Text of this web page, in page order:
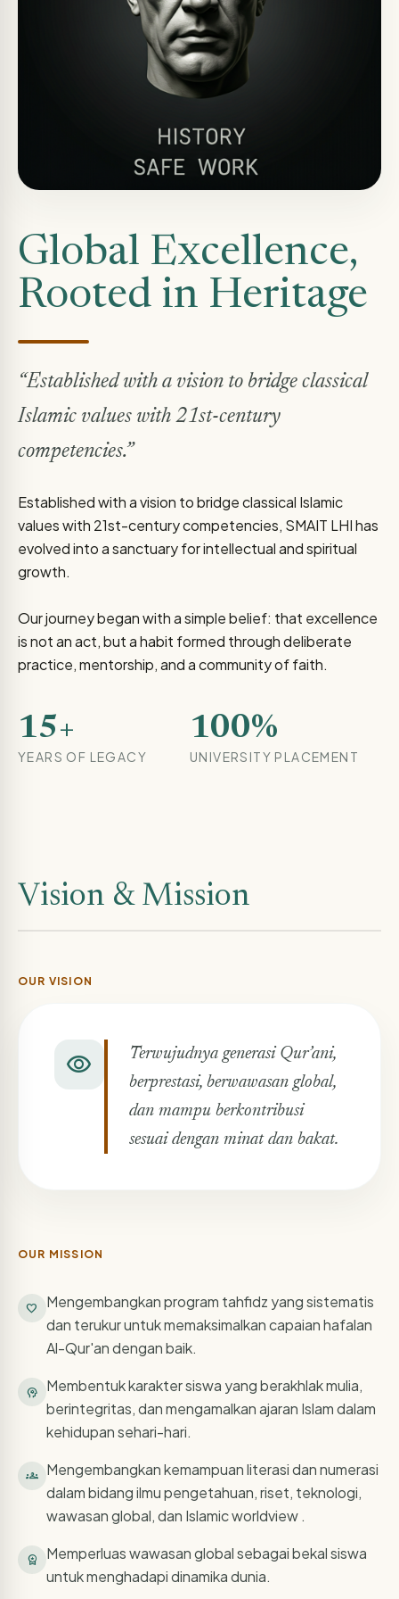
Global Excellence,
Rooted in Heritage
“Established with a vision to bridge classical
Islamic values with 21st-century
competencies.”
Established with a vision to bridge classical Islamic
values with 21st-century competencies, SMAIT LHI has
evolved into a sanctuary for intellectual and spiritual
growth.
Our journey began with a simple belief: that excellence
is not an act, but a habit formed through deliberate
practice, mentorship, and a community of faith.
15+
YEARS OF LEGACY
100%
UNIVERSITY PLACEMENT
Vision & Mission
OUR VISION
visibility
Terwujudnya generasi Qur’ani,
berprestasi, berwawasan global,
dan mampu berkontribusi
sesuai dengan minat dan bakat.
OUR MISSION
favorite
Mengembangkan program tahfidz yang sistematis
dan terukur untuk memaksimalkan capaian hafalan
Al-Qur'an dengan baik.
psychology
Membentuk karakter siswa yang berakhlak mulia,
berintegritas, dan mengamalkan ajaran Islam dalam
kehidupan sehari-hari.
groups
Mengembangkan kemampuan literasi dan numerasi
dalam bidang ilmu pengetahuan, riset, teknologi,
wawasan global, dan Islamic worldview .
workspace_premium
Memperluas wawasan global sebagai bekal siswa
untuk menghadapi dinamika dunia.